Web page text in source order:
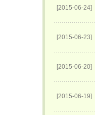
[2015-06-24]
[2015-06-23]
[2015-06-20]
[2015-06-19]